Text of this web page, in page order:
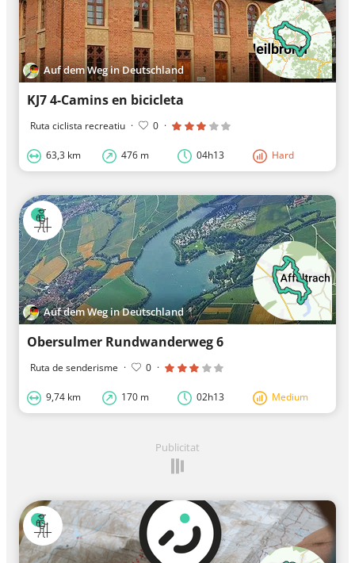
Auf dem Weg in Deutschland
KJ7 4-Camins en bicicleta
Ruta ciclista recreatiu · 0 ·
63,3 km 476 m 04h13 Hard
Auf dem Weg in Deutschland
Obersulmer Rundwanderweg 6
Ruta de senderisme · 0 ·
9,74 km 170 m 02h13 Medium
Publicitat